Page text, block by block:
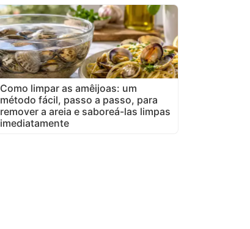
Como limpar as amêijoas: um
método fácil, passo a passo, para
remover a areia e saboreá-las limpas
imediatamente